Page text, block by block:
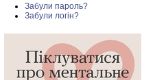
Забули пароль?
Забули логін?